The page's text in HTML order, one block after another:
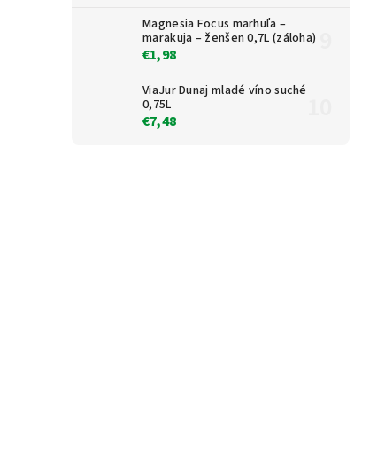
Magnesia Focus marhuľa –
marakuja – ženšen 0,7L (záloha)
€1,98
ViaJur Dunaj mladé víno suché
0,75L
€7,48